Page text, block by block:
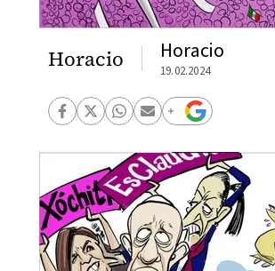
Horacio Horacio
19.02.2024